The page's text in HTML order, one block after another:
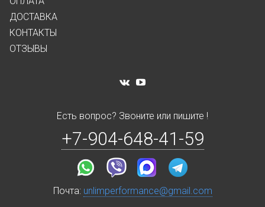
ДОСТАВКА
КОНТАКТЫ
ОТЗЫВЫ
Есть вопрос? Звоните или пишите !
+7-904-648-41-59
Почта: unlimperformance@gmail.com